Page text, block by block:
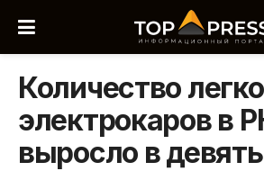
Количество
электрокаров в
выросло в